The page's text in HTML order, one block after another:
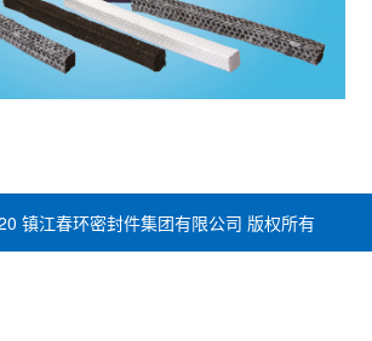
镇江春环密封件集团有限公司 版权所有